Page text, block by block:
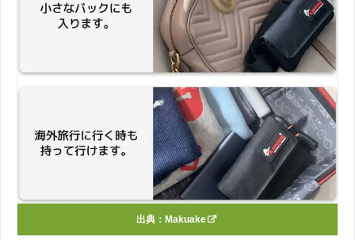
出典： Makuake